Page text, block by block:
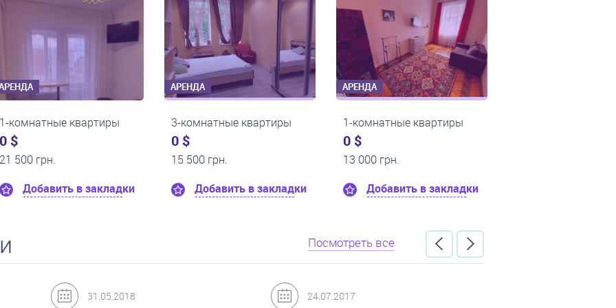
АРЕНДА
1-комнатные квартиры
9 000 грн.
Добавить в закладки
АРЕНДА
1-комнатные квартиры
17 800 грн.
Добавить в закладки
АРЕНДА
2-комнатные квартиры
23 000 грн.
Добавить в закладки
Посмотреть все
24.07.2017 18.04.2017